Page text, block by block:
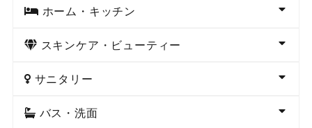
ホーム・キッチン
スキンケア・ビューティー
サニタリー
バス・洗面